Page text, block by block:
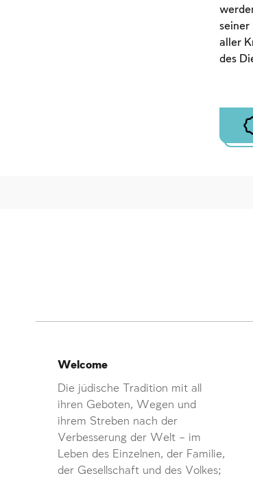
seiner
aller
des
Welcome
Die jüdische Tradition mit all
ihren Geboten, Wegen und
ihrem Streben nach der
Verbesserung der Welt – im
Leben des Einzelnen, der Familie,
der Gesellschaft und des Volkes;